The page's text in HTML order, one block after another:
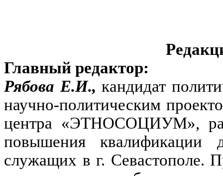
Главный редактор:
Рябова Е.И.,кандидат
научно-политическим
центра «ЭТНОСОЦИУМ»,
повышения квалификации
служащих в г. Севастополе.